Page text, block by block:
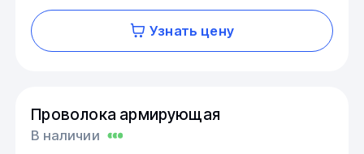
Узнать цену
Проволока армирующая
В наличии